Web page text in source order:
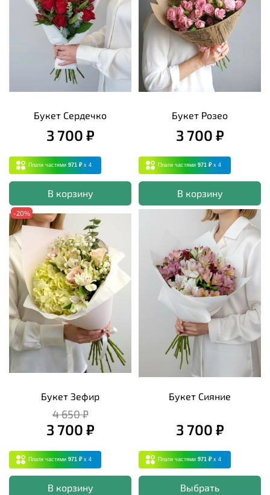
Букет Сердечко
3 700 ₽
Плати частями 971 ₽ x 4
В корзину
Букет Розео
3 700 ₽
Плати частями 971 ₽ x 4
В корзину
-20%
Букет Зефир
4 650 ₽
3 700 ₽
Плати частями 971 ₽ x 4
В корзину
Букет Сияние
3 700 ₽
Плати частями 971 ₽ x 4
Выбрать